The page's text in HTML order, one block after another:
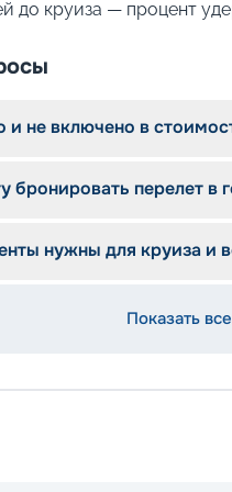
до круиза — процент
и не включено в
бронировать перелет в
нужны для круиза и
Показать